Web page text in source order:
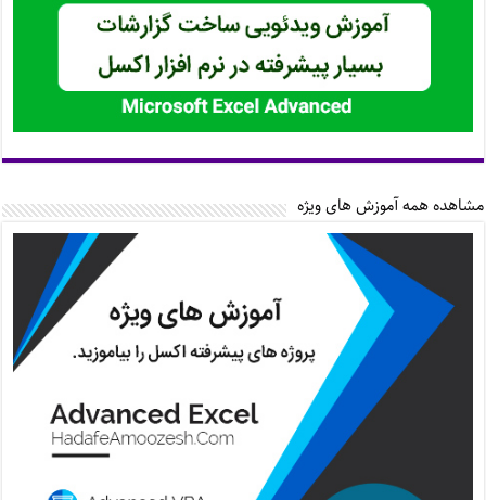
مشاهده همه آموزش های ویژه